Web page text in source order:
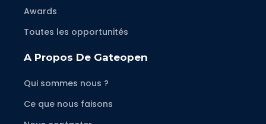
Awards
Toutes les opportunités
A Propos De Gateopen
Qui sommes nous ?
Ce que nous faisons